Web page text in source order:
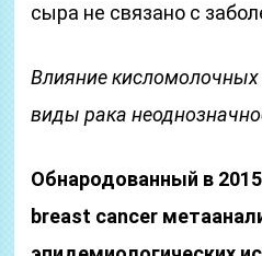
сыра не связано с
Влияние кисломолочных
виды рака
Обнародованный в
breast cancer